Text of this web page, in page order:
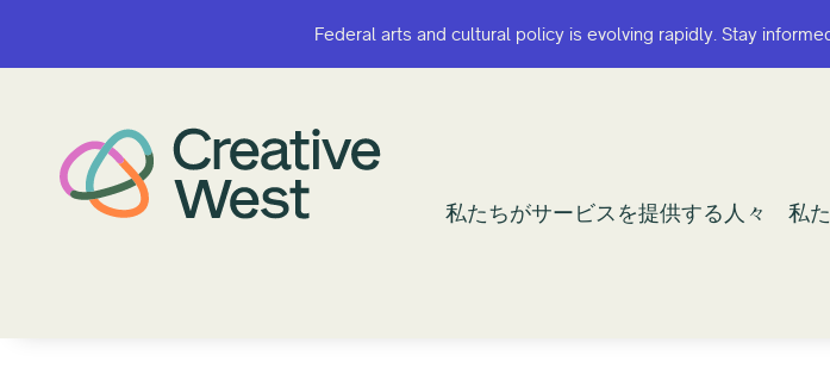
Federal arts and cultural policy is evolving rapidly. Stay
私たちがサービスを提供する人々 私
Federal arts and cultural policy is evolving rapidly. Stay
私たちがサービスを提供する人々 私